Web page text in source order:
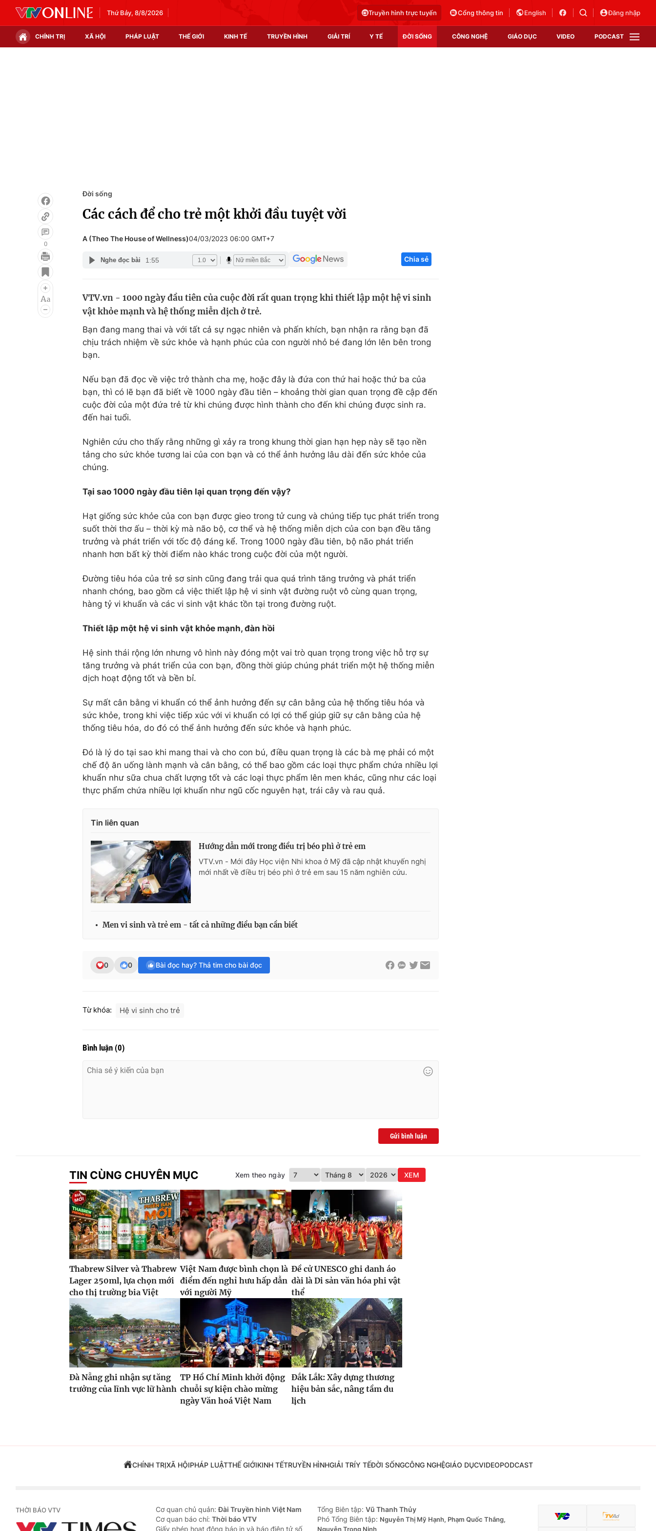
Thứ Bảy, 8/8/2026 Truyền hình trực tuyến Cổng thông tin English Đăng nhập
CHÍNH TRỊ XÃ HỘI PHÁP LUẬT THẾ GIỚI KINH TẾ TRUYỀN HÌNH GIẢI TRÍ Y TẾ ĐỜI SỐNG CÔNG NGHỆ GIÁO DỤC VIDEO PODCAST
Điện ảnh
Âm nhạc
Làm đẹp
Giáo dục
Học trực tuyến
Công nghệ
Sản phẩm
Tư vấn
0
Đời sống
Các cách để cho trẻ một khởi đầu tuyệt vời
A (Theo The House of Wellness)04/03/2023 06:00 GMT+7
Nghe đọc bài 1:55 Chia sẻ
VTV.vn - 1000 ngày đầu tiên của cuộc đời rất quan trọng khi thiết lập một hệ vi sinh
vật khỏe mạnh và hệ thống miễn dịch ở trẻ.
Bạn đang mang thai và với tất cả sự ngạc nhiên và phấn khích, bạn nhận ra rằng bạn đã
chịu trách nhiệm về sức khỏe và hạnh phúc của con người nhỏ bé đang lớn lên bên trong
bạn.
Nếu bạn đã đọc về việc trở thành cha mẹ, hoặc đây là đứa con thứ hai hoặc thứ ba của
bạn, thì có lẽ bạn đã biết về 1000 ngày đầu tiên – khoảng thời gian quan trọng đề cập đến
cuộc đời của một đứa trẻ từ khi chúng được hình thành cho đến khi chúng được sinh ra.
đến hai tuổi.
Nghiên cứu cho thấy rằng những gì xảy ra trong khung thời gian hạn hẹp này sẽ tạo nền
tảng cho sức khỏe tương lai của con bạn và có thể ảnh hưởng lâu dài đến sức khỏe của
chúng.
Tại sao 1000 ngày đầu tiên lại quan trọng đến vậy?
Hạt giống sức khỏe của con bạn được gieo trong tử cung và chúng tiếp tục phát triển trong
suốt thời thơ ấu – thời kỳ mà não bộ, cơ thể và hệ thống miễn dịch của con bạn đều tăng
trưởng và phát triển với tốc độ đáng kể. Trong 1000 ngày đầu tiên, bộ não phát triển
nhanh hơn bất kỳ thời điểm nào khác trong cuộc đời của một người.
Đường tiêu hóa của trẻ sơ sinh cũng đang trải qua quá trình tăng trưởng và phát triển
nhanh chóng, bao gồm cả việc thiết lập hệ vi sinh vật đường ruột vô cùng quan trọng,
hàng tỷ vi khuẩn và các vi sinh vật khác tồn tại trong đường ruột.
Thiết lập một hệ vi sinh vật khỏe mạnh, đàn hồi
Hệ sinh thái rộng lớn nhưng vô hình này đóng một vai trò quan trọng trong việc hỗ trợ sự
tăng trưởng và phát triển của con bạn, đồng thời giúp chúng phát triển một hệ thống miễn
dịch hoạt động tốt và bền bỉ.
Sự mất cân bằng vi khuẩn có thể ảnh hưởng đến sự cân bằng của hệ thống tiêu hóa và
sức khỏe, trong khi việc tiếp xúc với vi khuẩn có lợi có thể giúp giữ sự cân bằng của hệ
thống tiêu hóa, do đó có thể ảnh hưởng đến sức khỏe và hạnh phúc.
Đó là lý do tại sao khi mang thai và cho con bú, điều quan trọng là các bà mẹ phải có một
chế độ ăn uống lành mạnh và cân bằng, có thể bao gồm các loại thực phẩm chứa nhiều lợi
khuẩn như sữa chua chất lượng tốt và các loại thực phẩm lên men khác, cũng như các loại
thực phẩm chứa nhiều lợi khuẩn như ngũ cốc nguyên hạt, trái cây và rau quả.
Tin liên quan
Hướng dẫn mới trong điều trị béo phì ở trẻ em
VTV.vn - Mới đây Học viện Nhi khoa ở Mỹ đã cập nhật khuyến nghị
mới nhất về điều trị béo phì ở trẻ em sau 15 năm nghiên cứu.
Men vi sinh và trẻ em - tất cả những điều bạn cần biết
0 0 Bài đọc hay? Thả tim cho bài đọc
Từ khóa: Hệ vi sinh cho trẻ
Bình luận (0)
Gửi bình luận
TIN CÙNG CHUYÊN MỤC Xem theo ngày XEM
Thabrew Silver và Thabrew
Lager 250ml, lựa chọn mới
cho thị trường bia Việt
Việt Nam được bình chọn là
điểm đến nghỉ hưu hấp dẫn
với người Mỹ
Đề cử UNESCO ghi danh áo
dài là Di sản văn hóa phi vật
thể
Đà Nẵng ghi nhận sự tăng
trưởng của lĩnh vực lữ hành
TP Hồ Chí Minh khởi động
chuỗi sự kiện chào mừng
ngày Văn hoá Việt Nam
Đắk Lắk: Xây dựng thương
hiệu bản sắc, nâng tầm du
lịch
CHÍNH TRỊXÃ HỘIPHÁP LUẬTTHẾ GIỚIKINH TẾTRUYỀN HÌNHGIẢI TRÍY TẾĐỜI SỐNGCÔNG NGHỆGIÁO DỤCVIDEOPODCAST
THỜI BÁO VTV Cơ quan chủ quản:Đài Truyền hình Việt Nam
Cơ quan báo chí: Thời báo VTV
Giấy phép hoạt động báo in và báo điện tử số
Tổng Biên tập: Vũ Thanh Thủy
Phó Tổng Biên tập: Nguyễn Thị Mỹ Hạnh, Phạm Quốc Thắng,
Nguyễn Trọng Ninh